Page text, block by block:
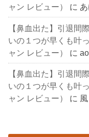
ャン レビュー）
に
【鼻血出た】引退間
いの１つが早くも叶
ャン レビュー）
に
【鼻血出た】引退間
いの１つが早くも叶
ャン レビュー）
に 風